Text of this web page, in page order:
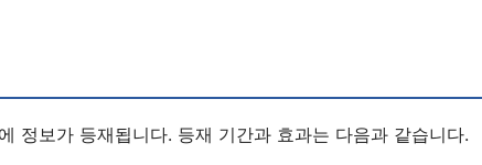
정보가 등재됩니다. 등재 기간과 효과는 다음과 같습니다.